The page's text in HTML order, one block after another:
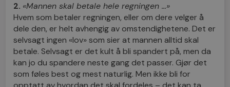
2. «Mannen skal betale hele regningen …»
Hvem som betaler regningen, eller om dere velger å
dele den, er helt avhengig av omstendighetene. Det er
selvsagt ingen «lov» som sier at mannen alltid skal
betale. Selvsagt er det kult å bli spandert på, men da
kan jo du spandere neste gang det passer. Gjør det
som føles best og mest naturlig. Men ikke bli for